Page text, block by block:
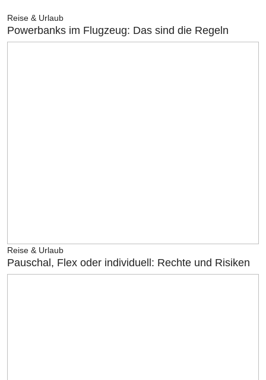
Reise & Urlaub
Powerbanks im Flugzeug: Das sind die Regeln
Reise & Urlaub
Pauschal, Flex oder individuell: Rechte und Risiken